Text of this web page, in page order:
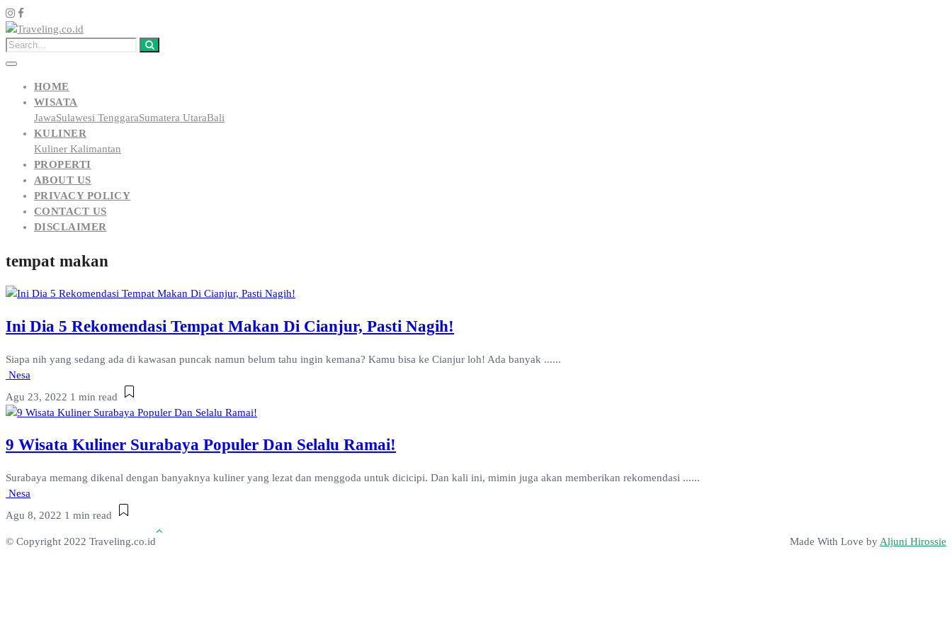
HOME
WISATA
JawaSulawesi TenggaraSumatera UtaraBali
KULINER
Kuliner Kalimantan
PROPERTI
ABOUT US
PRIVACY POLICY
CONTACT US
DISCLAIMER
tempat makan
Ini Dia 5 Rekomendasi Tempat Makan Di Cianjur, Pasti Nagih!
Siapa nih yang sedang ada di kawasan puncak namun belum tahu ingin kemana? Kamu bisa ke Cianjur loh! Ada banyak ......
Nesa
Agu 23, 2022 1 min read
9 Wisata Kuliner Surabaya Populer Dan Selalu Ramai!
Surabaya memang dikenal dengan banyaknya kuliner yang lezat dan menggoda untuk dicicipi. Dan kali ini, mimin juga akan memberikan rekomendasi ......
Nesa
Agu 8, 2022 1 min read
© Copyright 2022 Traveling.co.id Made With Love by Aljuni Hirossie